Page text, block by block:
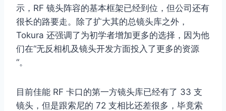
示，RF 镜头阵容的基本框架已经到位，但公司还有
很长的路要走。除了扩大其的总镜头库之外，
Tokura 还强调了为初学者增加更多的选择，因为他
们在“无反相机及镜头开发方面投入了更多的资源
“。
目前佳能 RF 卡口的第一方镜头库已经有了 33 支
镜头，但是跟索尼的 72 支相比还差很多，毕竟索